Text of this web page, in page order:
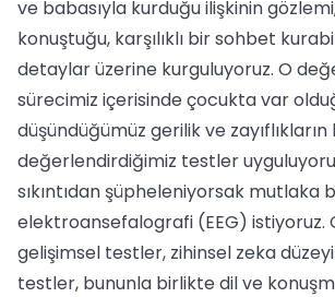
ve babasıyla kurduğu ilişkinin
konuştuğu, karşılıklı bir sohbet
detaylar üzerine kurguluyoruz. O
sürecimiz içerisinde çocukta var
düşündüğümüz gerilik ve zayıflıkların
değerlendirdiğimiz testler
sıkıntıdan şüpheleniyorsak mutlaka
elektroansefalografi (EEG) istiyoruz.
gelişimsel testler, zihinsel zeka
testler, bununla birlikte dil ve